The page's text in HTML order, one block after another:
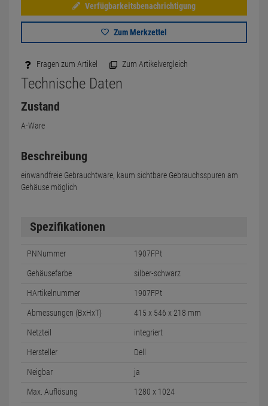
Verfügbarkeitsbenachrichtigung
Zum Merkzettel
Fragen zum Artikel Zum Artikelvergleich
Technische Daten
Zustand
A-Ware
Beschreibung
einwandfreie Gebrauchtware, kaum sichtbare Gebrauchsspuren am
Gehäuse möglich
Spezifikationen
PNNummer 1907FPt
Gehäusefarbe silber-schwarz
HArtikelnummer 1907FPt
Abmessungen (BxHxT) 415 x 546 x 218 mm
Netzteil integriert
Hersteller Dell
Neigbar ja
Max. Auflösung 1280 x 1024